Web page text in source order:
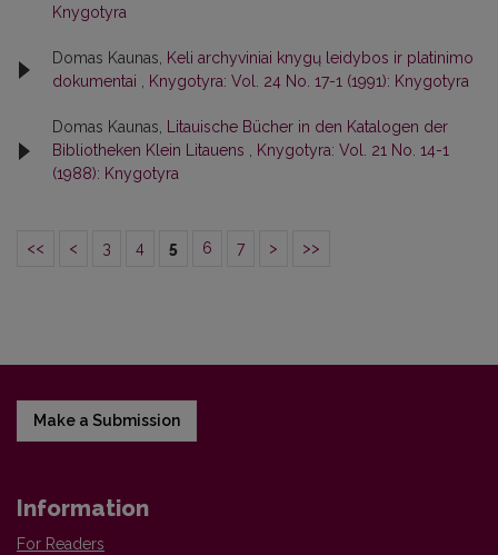
Knygotyra
Domas Kaunas, Keli archyviniai knygų leidybos ir platinimo
dokumentai , Knygotyra: Vol. 24 No. 17-1 (1991): Knygotyra
Domas Kaunas, Litauische Bücher in den Katalogen der
Bibliotheken Klein Litauens , Knygotyra: Vol. 21 No. 14-1
(1988): Knygotyra
<< < 3 4 5 6 7 > >>
Make a Submission
Information
For Readers